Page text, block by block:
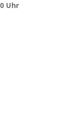
Uhr